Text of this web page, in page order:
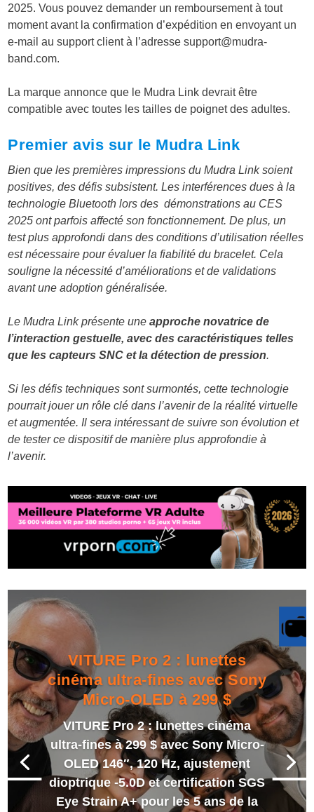
2025. Vous pouvez demander un remboursement à tout
moment avant la confirmation d’expédition en envoyant un
e-mail au support client à l’adresse support@mudra-
band.com.
La marque annonce que le Mudra Link devrait être
compatible avec toutes les tailles de poignet des adultes.
Premier avis sur le Mudra Link
Bien que les premières impressions du Mudra Link soient
positives, des défis subsistent. Les interférences dues à la
technologie Bluetooth lors des démonstrations au CES
2025 ont parfois affecté son fonctionnement. De plus, un
test plus approfondi dans des conditions d’utilisation réelles
est nécessaire pour évaluer la fiabilité du bracelet. Cela
souligne la nécessité d’améliorations et de validations
avant une adoption généralisée.
Le Mudra Link présente une approche novatrice de
l’interaction gestuelle, avec des caractéristiques telles
que les capteurs SNC et la détection de pression.
Si les défis techniques sont surmontés, cette technologie
pourrait jouer un rôle clé dans l’avenir de la réalité virtuelle
et augmentée. Il sera intéressant de suivre son évolution et
de tester ce dispositif de manière plus approfondie à
l’avenir.
VITURE Pro 2 : lunettes
cinéma ultra-fines avec Sony
Micro-OLED à 299 $
VITURE Pro 2 : lunettes cinéma
ultra-fines à 299 $ avec Sony Micro-
OLED 146″, 120 Hz, ajustement
dioptrique -5.0D et certification SGS
Eye Strain A+ pour les 5 ans de la